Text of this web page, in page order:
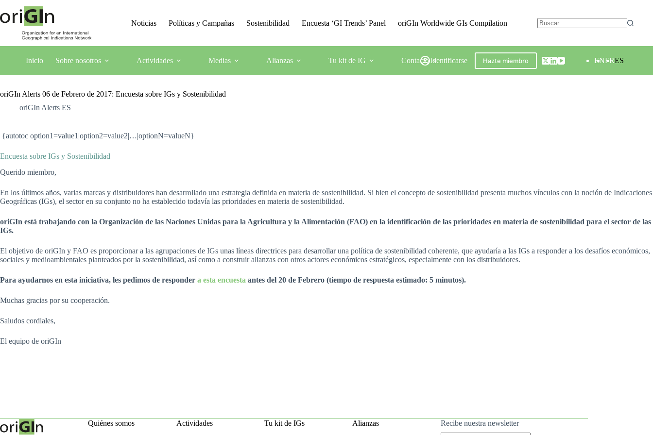
Noticias Políticas y Campañas Sostenibilidad Encuesta ‘GI Trends’ Panel oriGIn Worldwide GIs Compilation
Inicio Sobre nosotros Actividades Medias Alianzas Tu kit de IG ContactoIdentificarse Hazte miembro ENFRES
oriGIn Alerts 06 de Febrero de 2017: Encuesta sobre IGs y Sostenibilidad
oriGIn Alerts ES
{autotoc option1=value1|option2=value2|…|optionN=valueN}
Encuesta sobre IGs y Sostenibilidad
Querido miembro,
En los últimos años, varias marcas y distribuidores han desarrollado una estrategia definida en materia de sostenibilidad. Si bien el concepto de sostenibilidad presenta muchos vínculos con la noción de Indicaciones
Geográficas (IGs), el sector en su conjunto no ha establecido todavía las prioridades en materia de sostenibilidad.
oriGIn está trabajando con la Organización de las Naciones Unidas para la Agricultura y la Alimentación (FAO) en la identificación de las prioridades en materia de sostenibilidad para el sector de las
IGs.
El objetivo de oriGIn y FAO es proporcionar a las agrupaciones de IGs unas líneas directrices para desarrollar una política de sostenibilidad coherente, que ayudaría a las IGs a responder a los desafíos económicos,
sociales y medioambientales planteados por la sostenibilidad, así como a construir alianzas con otros actores económicos estratégicos, especialmente con los distribuidores.
Para ayudarnos en esta iniciativa, les pedimos de responder a esta encuesta antes del 20 de Febrero (tiempo de respuesta estimado: 5 minutos).
Muchas gracias por su cooperación.
Saludos cordiales,
El equipo de oriGIn
Quiénes somos Actividades Tu kit de IGs Alianzas Recibe nuestra newsletter